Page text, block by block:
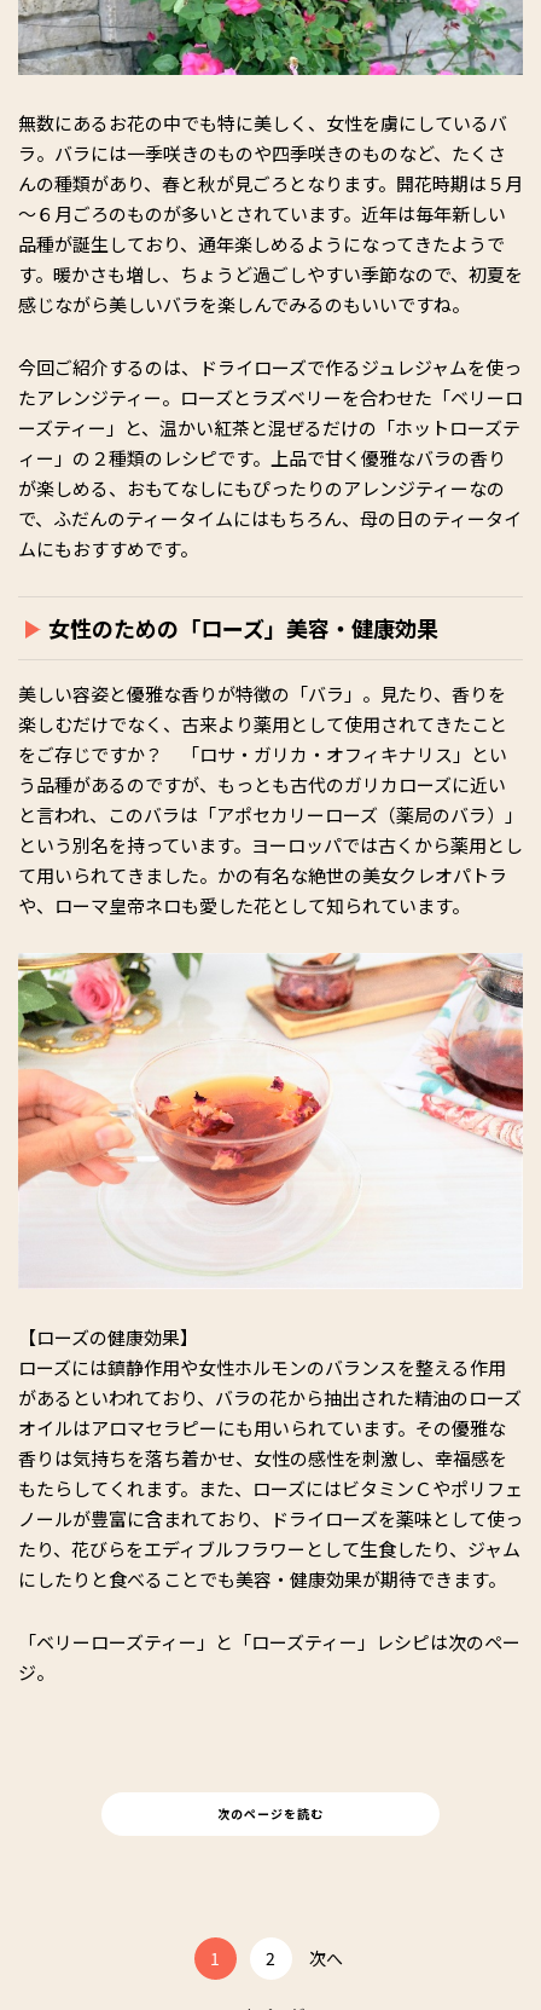
無数にあるお花の中でも特に美しく、女性を虜にしているバ
ラ。バラには一季咲きのものや四季咲きのものなど、たくさ
んの種類があり、春と秋が見ごろとなります。開花時期は５月
～６月ごろのものが多いとされています。近年は毎年新しい
品種が誕生しており、通年楽しめるようになってきたようで
す。暖かさも増し、ちょうど過ごしやすい季節なので、初夏を
感じながら美しいバラを楽しんでみるのもいいですね。
今回ご紹介するのは、ドライローズで作るジュレジャムを使っ
たアレンジティー。ローズとラズベリーを合わせた「ベリーロ
ーズティー」と、温かい紅茶と混ぜるだけの「ホットローズテ
ィー」の２種類のレシピです。上品で甘く優雅なバラの香り
が楽しめる、おもてなしにもぴったりのアレンジティーなの
で、ふだんのティータイムにはもちろん、母の日のティータイ
ムにもおすすめです。
女性のための「ローズ」美容・健康効果
美しい容姿と優雅な香りが特徴の「バラ」。見たり、香りを
楽しむだけでなく、古来より薬用として使用されてきたこと
をご存じですか？ 「ロサ・ガリカ・オフィキナリス」とい
う品種があるのですが、もっとも古代のガリカローズに近い
と言われ、このバラは「アポセカリーローズ（薬局のバラ）」
という別名を持っています。ヨーロッパでは古くから薬用とし
て用いられてきました。かの有名な絶世の美女クレオパトラ
や、ローマ皇帝ネロも愛した花として知られています。
【ローズの健康効果】
ローズには鎮静作用や女性ホルモンのバランスを整える作用
があるといわれており、バラの花から抽出された精油のローズ
オイルはアロマセラピーにも用いられています。その優雅な
香りは気持ちを落ち着かせ、女性の感性を刺激し、幸福感を
もたらしてくれます。また、ローズにはビタミンＣやポリフェ
ノールが豊富に含まれており、ドライローズを薬味として使っ
たり、花びらをエディブルフラワーとして生食したり、ジャム
にしたりと食べることでも美容・健康効果が期待できます。
「ベリーローズティー」と「ローズティー」レシピは次のペー
ジ。
次のページを読む
1 2 次へ